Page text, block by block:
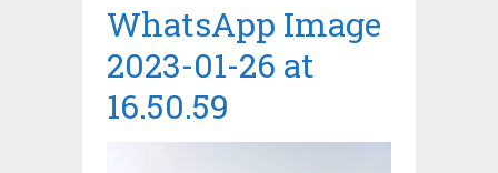
WhatsApp Image
2023-01-26 at
16.50.59